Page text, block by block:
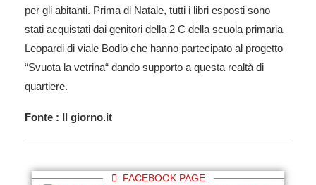
per gli abitanti. Prima di Natale, tutti i libri esposti sono
stati acquistati dai genitori della 2 C della scuola primaria
Leopardi di viale Bodio che hanno partecipato al progetto
“Svuota la vetrina“ dando supporto a questa realtà di
quartiere.
Fonte : Il giorno.it
FACEBOOK PAGE